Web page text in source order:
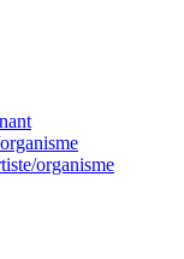
organisme